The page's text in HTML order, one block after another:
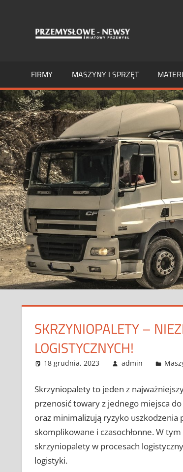
Przemysł
FIRMY MASZYNY I SPRZĘT
SKRZYNIOPALETY –
LOGISTYCZNYCH!
18 grudnia, 2023 admin
Skrzyniopalety to jeden z
przenosić towary z jednego miejsca
oraz minimalizują ryzyko uszkodzenia
skomplikowane i czasochłonne. W
skrzyniopalety w procesach
logistyki.